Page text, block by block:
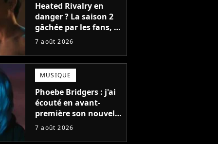
Heated Rivalry en
danger ? La saison 2
gâchée par les fans, le
créateur pousse un
7 août 2026
MUSIQUE
Phoebe Bridgers : j'ai
écouté en avant-
première son nouvel
album, c'est le bijou
7 août 2026